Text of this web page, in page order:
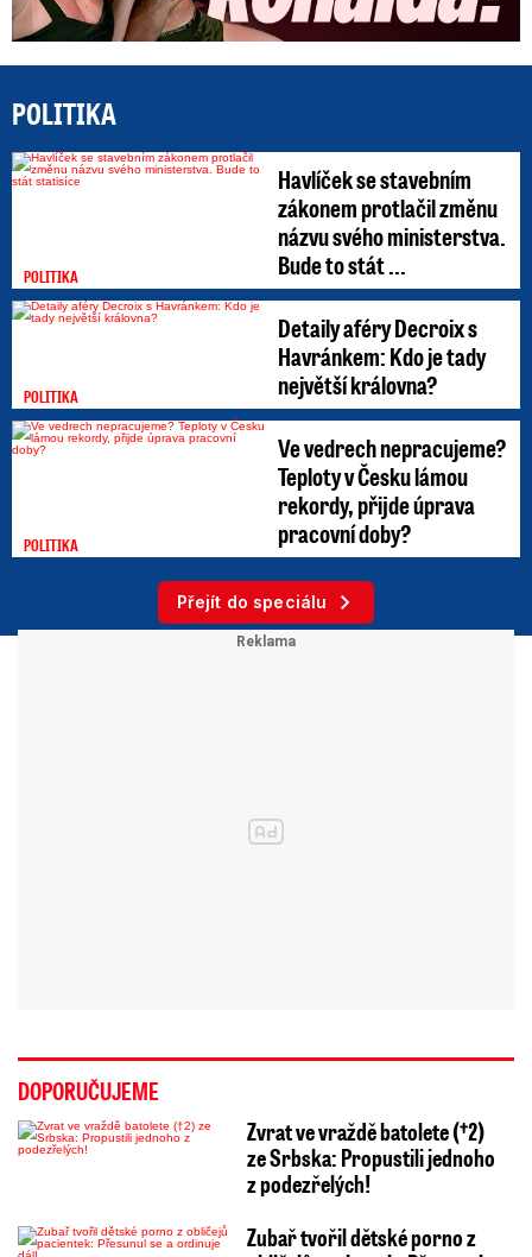
POLITIKA
POLITIKA
Havlíček se stavebním
zákonem protlačil změnu
názvu svého ministerstva.
Bude to stát ...
POLITIKA
Detaily aféry Decroix s
Havránkem: Kdo je tady
největší královna?
POLITIKA
Ve vedrech nepracujeme?
Teploty v Česku lámou
rekordy, přijde úprava
pracovní doby?
Přejít do speciálu
DOPORUČUJEME
Zvrat ve vraždě batolete (†2)
ze Srbska: Propustili jednoho
z podezřelých!
Zubař tvořil dětské porno z